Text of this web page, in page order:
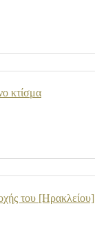
κτίσμα
του [Ηρακλείου]